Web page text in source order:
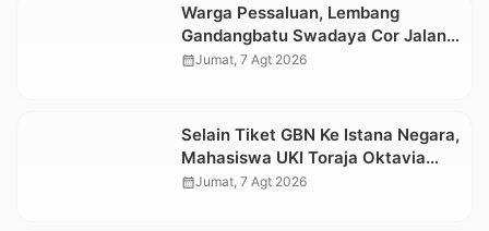
Warga Pessaluan, Lembang
Gandangbatu Swadaya Cor Jalan
Kabupaten
calendar_monthJumat, 7 Agt 2026
Selain Tiket GBN Ke Istana Negara,
Mahasiswa UKI Toraja Oktavia
juga Lolos ke Pekan Seni
calendar_monthJumat, 7 Agt 2026